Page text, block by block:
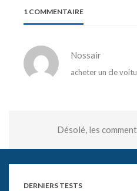
1 COMMENTAIRE
Nossair
acheter un cle
Désolé, les
DERNIERS TESTS